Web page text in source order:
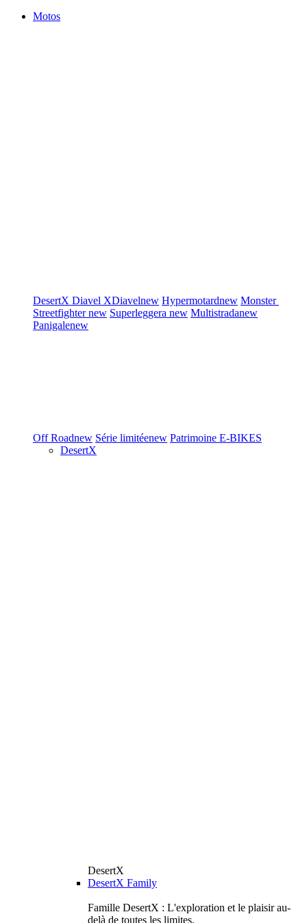
Motos
DesertX Diavel XDiavelnew Hypermotardnew Monster
Streetfighternew Superleggera new Multistradanew
Panigalenew
Off Roadnew Série limitéenew Patrimoine E-BIKES
DesertX
DesertX
DesertX Family
Famille DesertX : L'exploration et le plaisir au-
delà de toutes les limites.